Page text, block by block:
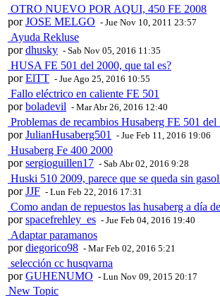
OTRO NUEVO POR AQUI, 450 FE 2008
porJOSE MELGO - Jue Nov 10, 2011 23:57
Ayuda Rekluse
pordhusky - Sab Nov 05, 2016 11:35
HUSA FE 501 del 2000, que tal es?
porElTT - Jue Ago 25, 2016 10:55
Fallo eléctrico en caliente FE 501
porboladevil - Mar Abr 26, 2016 12:40
Problemas de recambios Husaberg FE 501 del
porJulianHusaberg501 - Jue Feb 11, 2016 19:06
Husaberg Fe 400 2000
porsergioguillen17 - Sab Abr 02, 2016 9:28
Huski 510 2009, parece que se queda sin
porJJF - Lun Feb 22, 2016 17:31
Como andan de repuestos las husaberg a día
porspacefrehley_es - Jue Feb 04, 2016 19:40
Adaptar paramanos
pordiegorico98 - Mar Feb 02, 2016 5:21
selección cc husqvarna
porGUHENUMO - Lun Nov 09, 2015 20:17
New Topic